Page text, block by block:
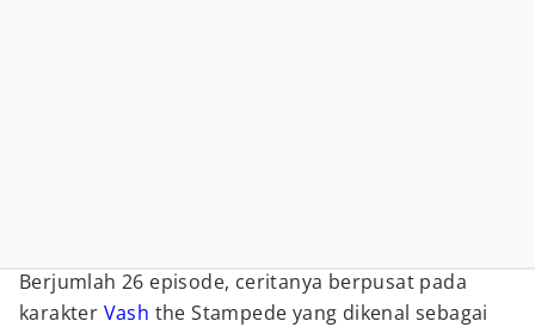
Berjumlah 26 episode, ceritanya berpusat pada
karakter Vash the Stampede yang dikenal sebagai